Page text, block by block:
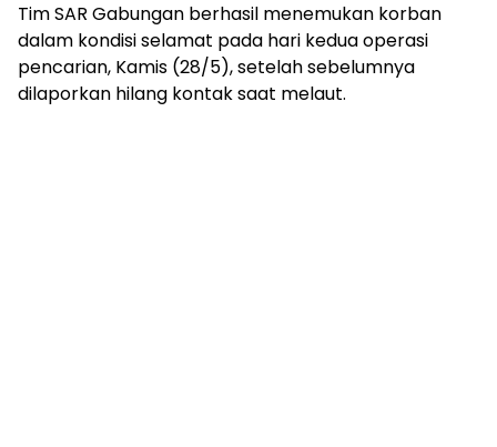
Tim SAR Gabungan berhasil menemukan korban
dalam kondisi selamat pada hari kedua operasi
pencarian, Kamis (28/5), setelah sebelumnya
dilaporkan hilang kontak saat melaut.